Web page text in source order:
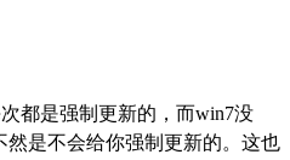
都是强制更新的，而win7没
是不会给你强制更新的。这也